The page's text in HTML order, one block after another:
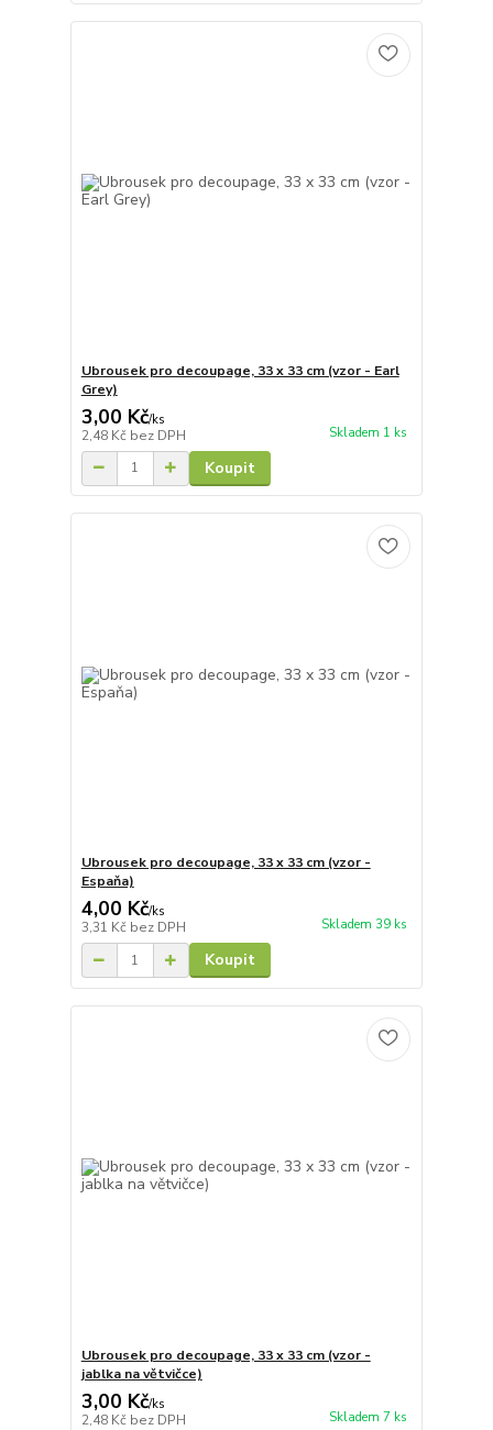
Ubrousek pro decoupage, 33 x 33 cm (vzor - Earl
Grey)
3,00 Kč/ks
2,48 Kč bez DPH Skladem 1 ks
Koupit
Ubrousek pro decoupage, 33 x 33 cm (vzor -
Espaňa)
4,00 Kč/ks
3,31 Kč bez DPH Skladem 39 ks
Koupit
Ubrousek pro decoupage, 33 x 33 cm (vzor -
jablka na větvičce)
3,00 Kč/ks
2,48 Kč bez DPH Skladem 7 ks